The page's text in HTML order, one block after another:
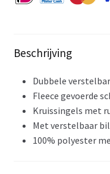
Beschrijving
Dubbele
Fleece gevoerde
Kruissingels met
Met verstelbaar
100% polyester